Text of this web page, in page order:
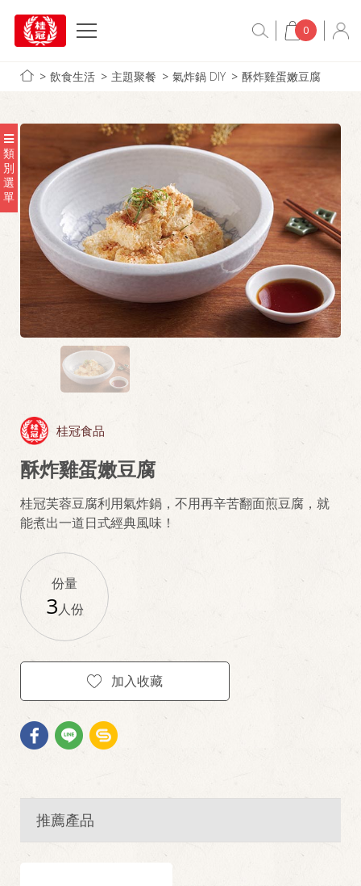
0
飲食生活 主題聚餐 氣炸鍋 DIY 酥炸雞蛋嫩豆腐
類
別
選
單
桂冠食品
酥炸雞蛋嫩豆腐
桂冠芙蓉豆腐利用氣炸鍋，不用再辛苦翻面煎豆腐，就
能煮出一道日式經典風味！
份量
3人份
加入收藏
推薦產品